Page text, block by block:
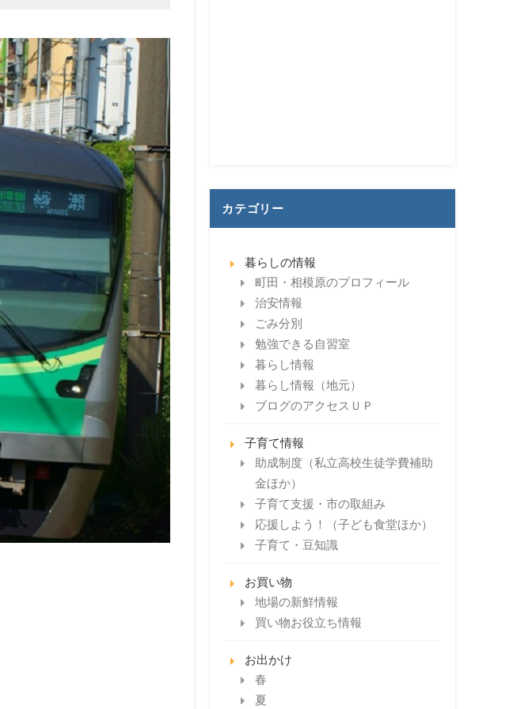
カテゴリー
暮らしの情報
町田・相模原のプロフィール
治安情報
ごみ分別
勉強できる自習室
暮らし情報
暮らし情報（地元）
ブログのアクセスＵＰ
子育て情報
助成制度（私立高校生徒学費補助
金ほか）
子育て支援・市の取組み
応援しよう！（子ども食堂ほか）
子育て・豆知識
お買い物
地場の新鮮情報
買い物お役立ち情報
お出かけ
春
夏